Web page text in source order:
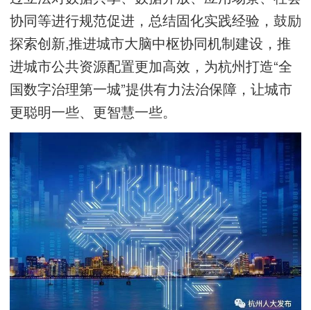
协同等进行规范促进，总结固化实践经验，鼓励
探索创新,推进城市大脑中枢协同机制建设，推
进城市公共资源配置更加高效，为杭州打造“全
国数字治理第一城”提供有力法治保障，让城市
更聪明一些、更智慧一些。